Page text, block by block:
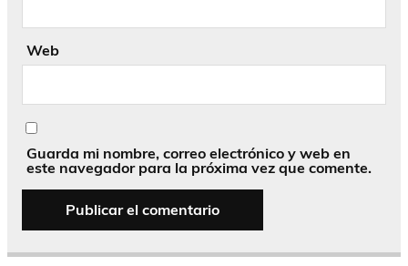
Web
Guarda mi nombre, correo electrónico y web en
este navegador para la próxima vez que comente.